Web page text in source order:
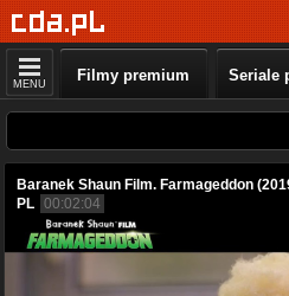
MENU Filmy premium Seriale
Baranek Shaun Film. Farmageddon
PL 00:02:04